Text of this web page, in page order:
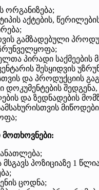
ორგანიზება;
აქტების,
გამზადებული
პირადი საქმეების
შესყიდვის
და პროდუქციის
დოკუმენტების
და ზედნადების
მოთხოვნები:
პოზიციაზე 1
ცოდნა;